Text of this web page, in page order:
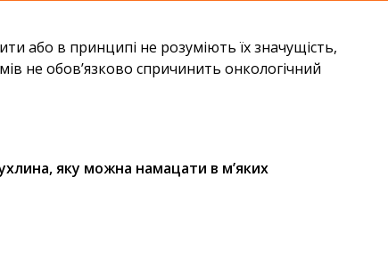
або в принципі не розуміють їх значущість,
не обов’язково спричинить онкологічний
яку можна намацати в м’яких